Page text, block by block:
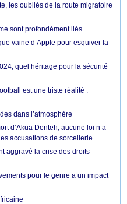
les oubliés de la route migratoire
sont profondément liés
vaine d’Apple pour esquiver la
quel héritage pour la sécurité
est une triste réalité :
dans l’atmosphère
d’Akua Denteh, aucune loi n’a
accusations de sorcellerie
aggravé la crise des droits
pour le genre a un impact